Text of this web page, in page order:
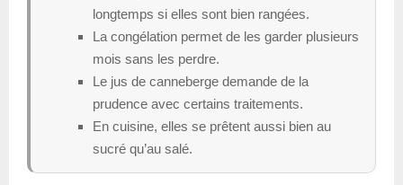
longtemps si elles sont bien rangées.
La congélation permet de les garder plusieurs
mois sans les perdre.
Le jus de canneberge demande de la
prudence avec certains traitements.
En cuisine, elles se prêtent aussi bien au
sucré qu’au salé.